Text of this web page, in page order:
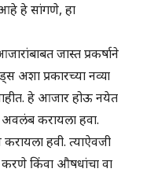
हे सांगणे, हा
जास्त प्रकर्षाने
अशा प्रकारच्या नव्या
हे आजार होऊ नयेत
करायला हवा.
करायला हवी. त्याऐवजी
किंवा औषधांचा वा